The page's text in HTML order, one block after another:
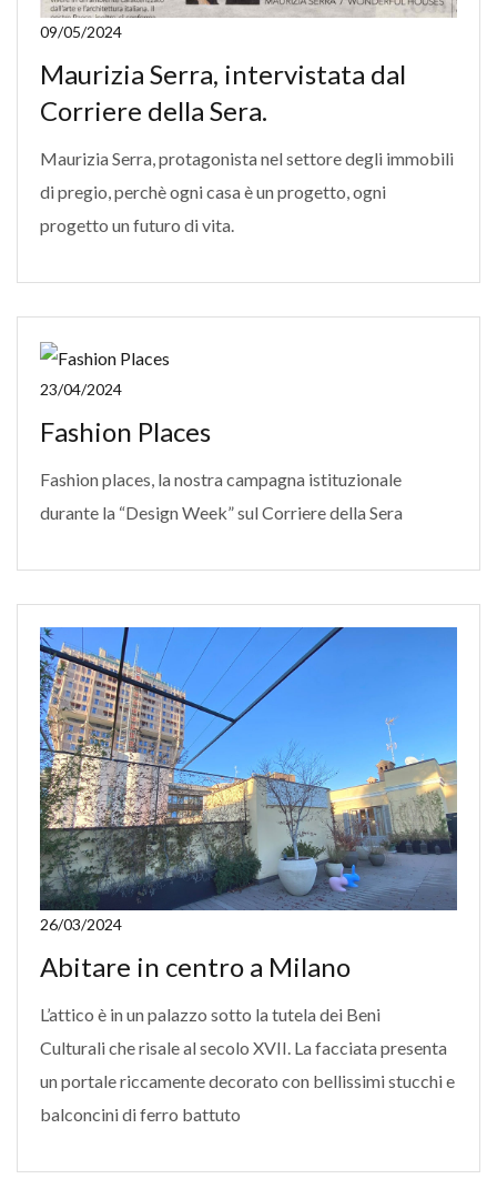
09/05/2024
Maurizia Serra, intervistata dal
Corriere della Sera.
Maurizia Serra, protagonista nel settore degli immobili
di pregio, perchè ogni casa è un progetto, ogni
progetto un futuro di vita.
23/04/2024
Fashion Places
Fashion places, la nostra campagna istituzionale
durante la “Design Week” sul Corriere della Sera
26/03/2024
Abitare in centro a Milano
L’attico è in un palazzo sotto la tutela dei Beni
Culturali che risale al secolo XVII. La facciata presenta
un portale riccamente decorato con bellissimi stucchi e
balconcini di ferro battuto